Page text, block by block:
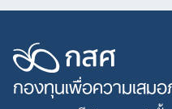
กองทุนเพื่อความเสม